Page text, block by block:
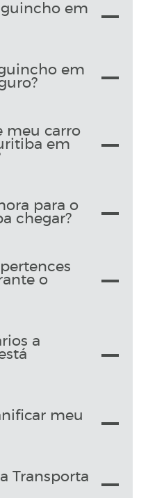
guincho em
em
meu carro
em
para o
chegar?
o
a
meu
Transporta